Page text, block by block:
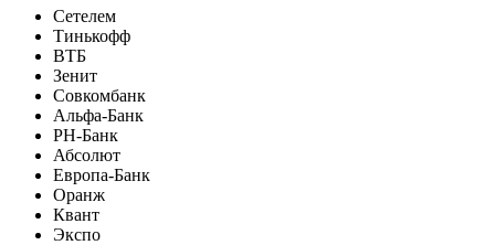
Сетелем
Тинькофф
ВТБ
Зенит
Совкомбанк
Альфа-Банк
РН-Банк
Абсолют
Европа-Банк
Оранж
Квант
Экспо